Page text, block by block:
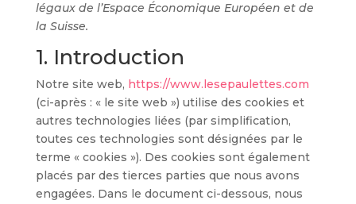
légaux de l’Espace Économique Européen et de
la Suisse.
1. Introduction
Notre site web, https://www.lesepaulettes.com
(ci-après : « le site web ») utilise des cookies et
autres technologies liées (par simplification,
toutes ces technologies sont désignées par le
terme « cookies »). Des cookies sont également
placés par des tierces parties que nous avons
engagées. Dans le document ci-dessous, nous